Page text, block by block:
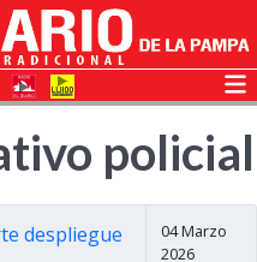
policial
despliegue
04 Marzo
2026